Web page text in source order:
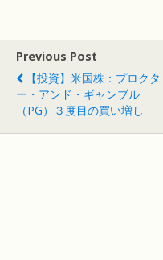
Previous Post
【投資】米国株：プロクタ
ー・アンド・ギャンブル
（PG）３度目の買い増し